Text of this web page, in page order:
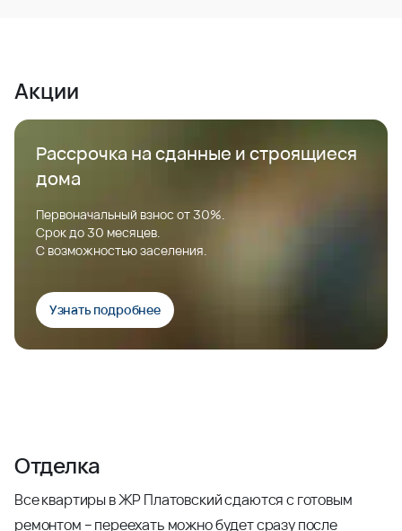
Акции
Рассрочка на сданные и строящиеся
дома
Первоначальный взнос от 30%.
Срок до 30 месяцев.
С возможностью заселения.
Узнать подробнее
Отделка
Все квартиры в ЖР Платовский сдаются с готовым
ремонтом – переехать можно будет сразу после